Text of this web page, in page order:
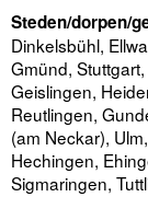
Steden/dorpen/
Dinkelsbühl,
Gmünd,
Geislingen,
Reutlingen,
(am Neckar),
Hechingen,
Sigmaringen,